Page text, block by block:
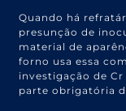
Quando há
presunção de
material de
forno usa essa
investigação de Cr
parte obrigatória